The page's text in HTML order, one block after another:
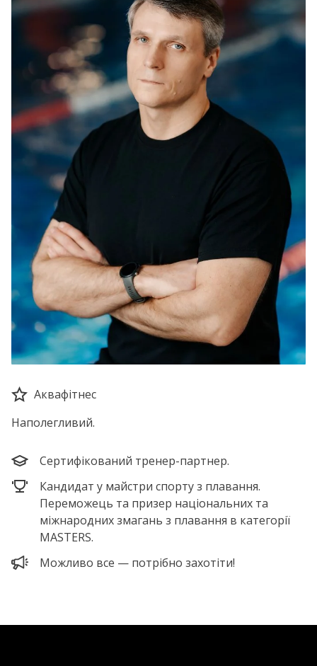
Аквафітнес
Наполегливий.
Сертифікований тренер-партнер.
Кандидат у майстри спорту з плавання.
Переможець та призер національних та
міжнародних змагань з плавання в категорії
MASTERS.
Можливо все — потрібно захотіти!